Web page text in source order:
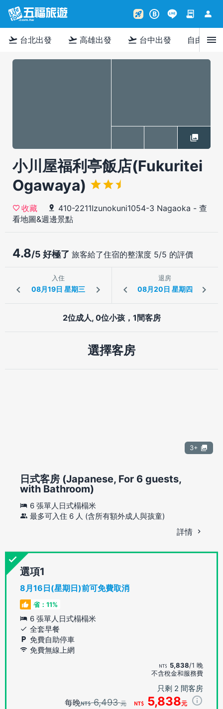
rocket_launch B contract person
flight_takeoff 台北出發 flight_takeoff 高雄出發 flight_takeoff 台中出發 自由行menu
小川屋福利亭飯店(Fukuritei
Ogawaya)
收藏 410-2211Izunokuni1054-3 Nagaoka - 查
看地圖&週邊景點
4.8/5 好極了 旅客給了住宿的整潔度 5/5 的評價
入住 退房
2位成人, 0位小孩，1間客房
選擇客房
3+
日式客房 (Japanese, For 6 guests,
with Bathroom)
6 張單人日式榻榻米
最多可入住 6 人 (含所有額外成人與孩童)
詳情
選項
8月16日(星期日)前可免費取消
省：11%
6 張單人日式榻榻米
全套早餐
免費自助停車
免費無線上網
5,838/1 晚
不含稅金和服務費
只剩 2 間客房
每晚 6,493元 5,838元